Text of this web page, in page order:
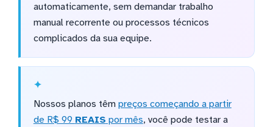
automaticamente, sem demandar trabalho
manual recorrente ou processos técnicos
complicados da sua equipe.
Nossos planos têm preços começando a partir
de R$ 99 REAIS por mês, você pode testar a